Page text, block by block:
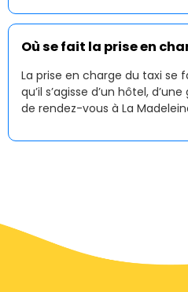
Où se fait la prise en
La prise en charge du taxi se
qu’il s’agisse d’un hôtel,
de rendez-vous à La